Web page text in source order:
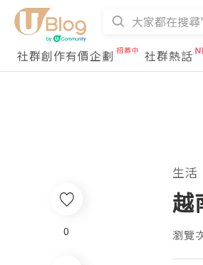
社群創作有價企劃
社群熱話
生活
越
瀏覽
0